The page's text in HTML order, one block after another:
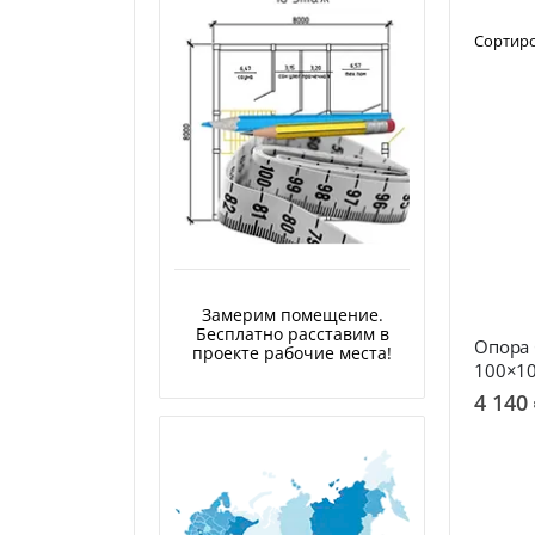
Опора
4 140
Замерим помещение.
Бесплатно расставим в
проекте рабочие места!